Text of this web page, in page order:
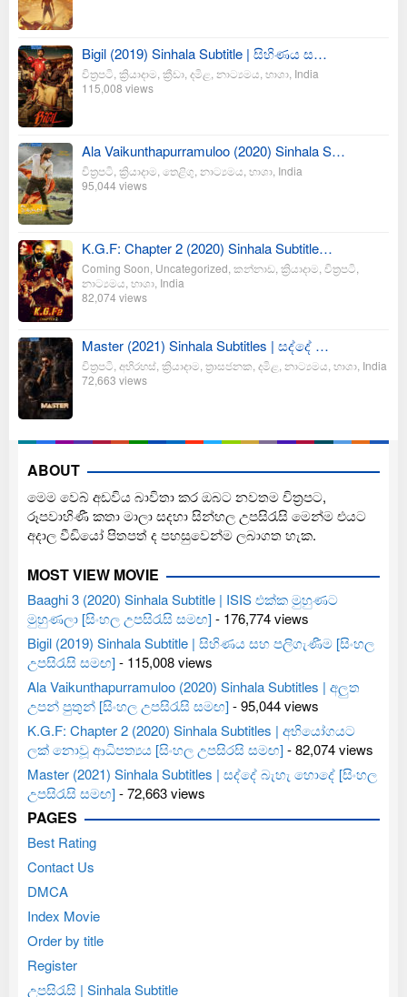
Bigil (2019) Sinhala Subtitle | සිහිණය ස…
චිත්‍රපටි ක්‍රියාදාම ක්‍රීඩා දමිළ නාට්‍යමය භාශා India
115,008 views
Ala Vaikunthapurramuloo (2020) Sinhala S…
චිත්‍රපටි ක්‍රියාදාම තෙළිගු නාට්‍යමය භාශා India
95,044 views
K.G.F: Chapter 2 (2020) Sinhala Subtitle…
Coming Soon Uncategorized කන්නාඩ ක්‍රියාදාම චිත්‍රපටි
නාට්‍යමය භාශා India
82,074 views
Master (2021) Sinhala Subtitles | සද්දේ …
චිත්‍රපටි අභිරහස් ක්‍රියාදාම ත්‍රාසජනක දමිළ නාට්‍යමය භාශා India
72,663 views
ABOUT
මෙම වෙබ් අඩවිය බාවිතා කර ඔබට නවතම චිත්‍රපට,
රූපවාහිණී කතා මාලා සදහා සින්හල උපසිරැසි මෙන්ම එයට
අදාල වීඩියෝ පිතපත් ද පහසුවෙන්ම ලබාගත හැක.
MOST VIEW MOVIE
Baaghi 3 (2020) Sinhala Subtitle | ISIS එක්ක මුහුණට
මුහුණලා [සිංහල උපසිරැසි සමඟ]- 176,774 views
Bigil (2019) Sinhala Subtitle | සිහිණය සහ පලිගැණීම [සිංහල
උපසිරැසි සමඟ]- 115,008 views
Ala Vaikunthapurramuloo (2020) Sinhala Subtitles | අලුත
උපන් පුතුන් [සිංහල උපසිරැසි සමඟ]- 95,044 views
K.G.F: Chapter 2 (2020) Sinhala Subtitles | අභියෝගයට
ලක් නොවූ ආධිපත්‍යය [සිංහල උපසිරසි සමඟ]- 82,074 views
Master (2021) Sinhala Subtitles | සද්දේ බැහැ හොදේ [සිංහල
උපසිරැසි සමඟ]- 72,663 views
PAGES
Best Rating
Contact Us
DMCA
Index Movie
Order by title
Register
උපසිරැසි | Sinhala Subtitle